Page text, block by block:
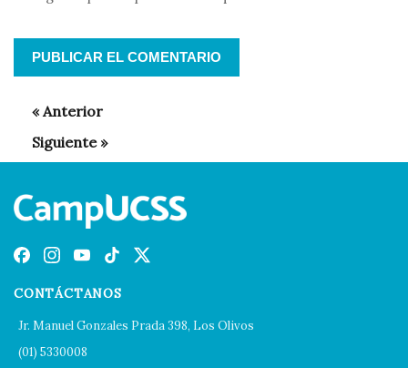
CONTÁCTANOS
Jr. Manuel Gonzales Prada 398, Los Olivos
(01) 5330008